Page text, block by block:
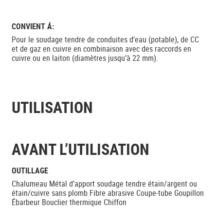
CONVIENT Á:
Pour le soudage tendre de conduites d’eau (potable), de CC
et de gaz en cuivre en combinaison avec des raccords en
cuivre ou en laiton (diamètres jusqu’à 22 mm).
UTILISATION
AVANT L’UTILISATION
OUTILLAGE
Chalumeau Métal d’apport soudage tendre étain/argent ou
étain/cuivre sans plomb Fibre abrasive Coupe-tube Goupillon
Ébarbeur Bouclier thermique Chiffon